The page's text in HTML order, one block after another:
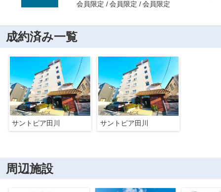
会員限定
会員限定 会員限定
成約済み一覧
サントピア田川 サントピア田川
周辺施設